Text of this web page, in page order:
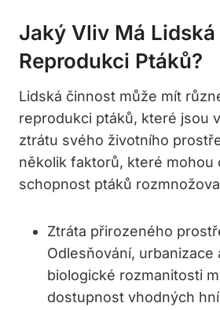
Jaký Vliv Má
Reprodukci Ptáků?
Lidská činnost může mít
reprodukci ptáků, které jsou
ztrátu svého životního
několik faktorů, které mohou
schopnost ptáků
Ztráta přirozeného
Odlesňování, urbanizace
biologické rozmanitosti
dostupnost vhodných